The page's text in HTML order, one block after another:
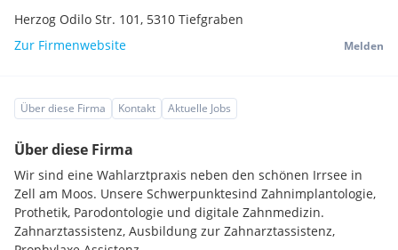
Herzog Odilo Str. 101, 5310 Tiefgraben
Zur Firmenwebsite
Melden
Über diese Firma Kontakt Aktuelle Jobs
Über diese Firma
Wir sind eine Wahlarztpraxis neben den schönen Irrsee in
Zell am Moos. Unsere Schwerpunktesind Zahnimplantologie,
Prothetik, Parodontologie und digitale Zahnmedizin.
Zahnarztassistenz, Ausbildung zur Zahnarztassistenz,